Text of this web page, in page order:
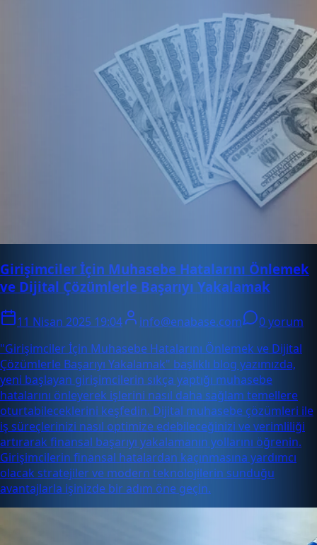
Girişimciler İçin Muhasebe Hatalarını Önlemek
ve Dijital Çözümlerle Başarıyı Yakalamak
11 Nisan 2025 19:04 info@enabase.com
0 yorum
"Girişimciler İçin Muhasebe Hatalarını Önlemek ve Dijital
Çözümlerle Başarıyı Yakalamak" başlıklı blog yazımızda,
yeni başlayan girişimcilerin sıkça yaptığı muhasebe
hatalarını önleyerek işlerini nasıl daha sağlam temellere
oturtabileceklerini keşfedin. Dijital muhasebe çözümleri ile
iş süreçlerinizi nasıl optimize edebileceğinizi ve verimliliği
artırarak finansal başarıyı yakalamanın yollarını öğrenin.
Girişimcilerin finansal hatalardan kaçınmasına yardımcı
olacak stratejiler ve modern teknolojilerin sunduğu
avantajlarla işinizde bir adım öne geçin.